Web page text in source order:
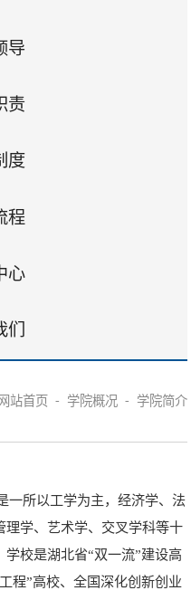
导
责
度
程
心
网站首页 - 学院概况 - 学院简介
一所以工学为主，经济学、法
理学、艺术学、交叉学科等十
校是湖北省“双一流”建设高
程”高校、全国深化创新创业